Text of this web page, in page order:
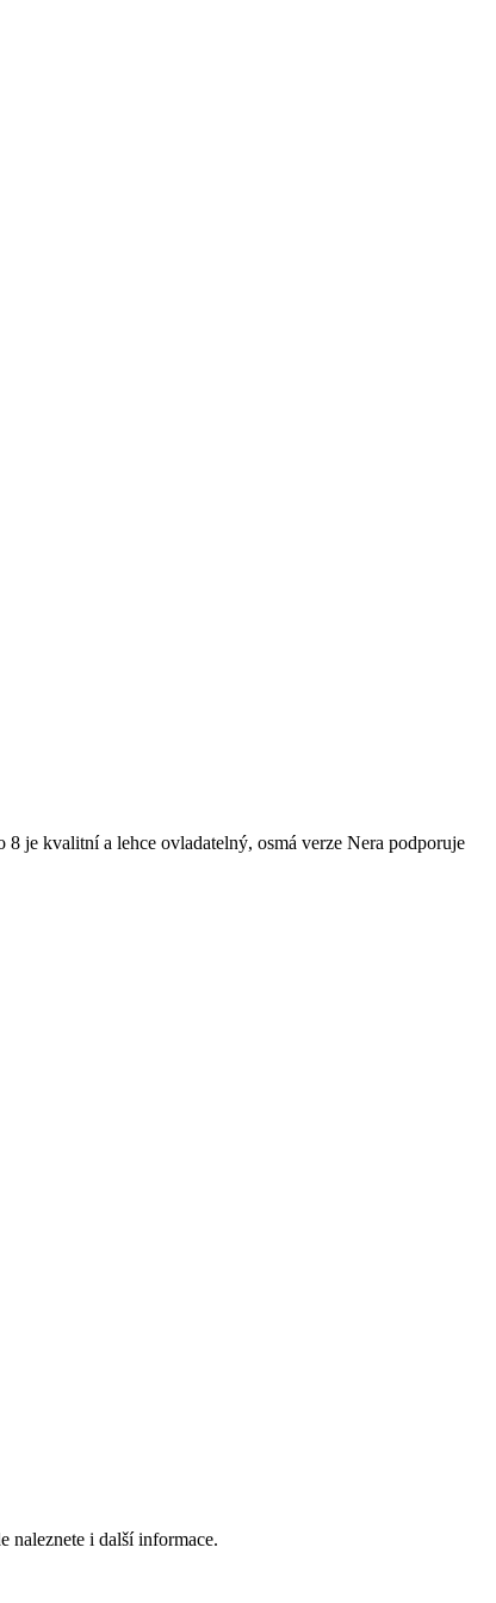
je kvalitní a lehce ovladatelný, osmá verze Nera podporuje
naleznete i další informace.